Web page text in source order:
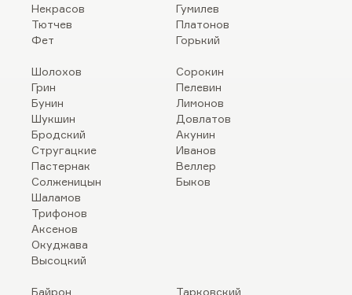
Некрасов
Тютчев
Фет
Гумилев
Платонов
Горький
Шолохов
Грин
Бунин
Шукшин
Бродский
Стругацкие
Пастернак
Солженицын
Шаламов
Трифонов
Аксенов
Окуджава
Высоцкий
Сорокин
Пелевин
Лимонов
Довлатов
Акунин
Иванов
Веллер
Быков
Байрон Тарковский